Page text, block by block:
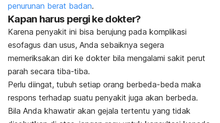
penurunan berat badan.
Kapan harus pergi ke dokter?
Karena penyakit ini bisa berujung pada komplikasi
esofagus dan usus, Anda sebaiknya segera
memeriksakan diri ke dokter bila mengalami sakit perut
parah secara tiba-tiba.
Perlu diingat, tubuh setiap orang berbeda-beda maka
respons terhadap suatu penyakit juga akan berbeda.
Bila Anda khawatir akan gejala tertentu yang tidak